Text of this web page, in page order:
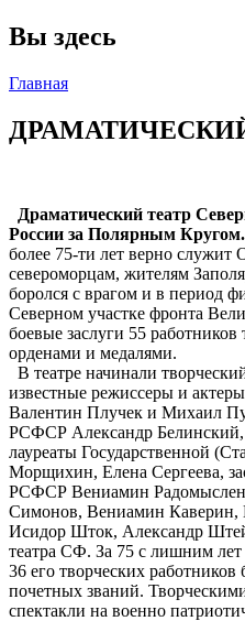
Вы здесь
Главная
Драматический театр
России за Полярным Кругом.
более 75-ти лет верно служит
североморцам, жителям
боролся с врагом и в период
Северном участке фронта
боевые заслуги 55
орденами и медалями.
В театре начинали
известные режиссеры и
Валентин Плучек и Михаил
РСФСР Александр
лауреаты Государственной
Морщихин, Елена Сергеева,
РСФСР Вениамин
Симонов, Вениамин Каверин,
Исидор Шток, Александр
театра СФ. За 75 с лишним лет
36 его творческих
почетных званий.
спектакли на военно